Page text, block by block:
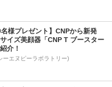
名様プレゼント】CNPから新発
イズ美顔器「CNP T ブースター
介！
ーエヌピーラボラトリー)